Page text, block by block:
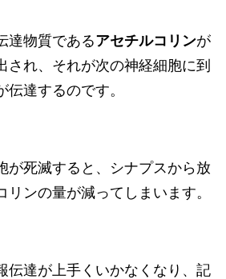
達物質であるアセチルコリンが
され、それが次の神経細胞に到
達するのです。
が死滅すると、シナプスから放
リンの量が減ってしまいます。
伝達が上手くいかなくなり、記